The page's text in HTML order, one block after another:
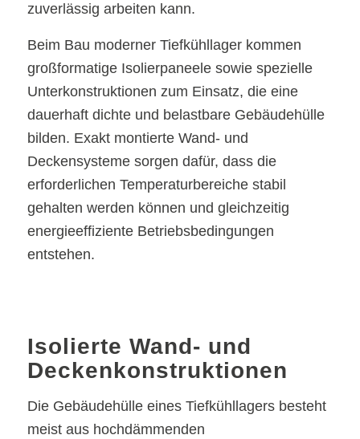
zuverlässig arbeiten kann.
Beim Bau moderner Tiefkühllager kommen
großformatige Isolierpaneele sowie spezielle
Unterkonstruktionen zum Einsatz, die eine
dauerhaft dichte und belastbare Gebäudehülle
bilden. Exakt montierte Wand- und
Deckensysteme sorgen dafür, dass die
erforderlichen Temperaturbereiche stabil
gehalten werden können und gleichzeitig
energieeffiziente Betriebsbedingungen
entstehen.
Isolierte Wand- und
Deckenkonstruktionen
Die Gebäudehülle eines Tiefkühllagers besteht
meist aus hochdämmenden